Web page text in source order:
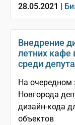
28.05.2021 |
Внедрение
летних кафе
среди
На очередном
Новгорода
дизайн-кода
объектов